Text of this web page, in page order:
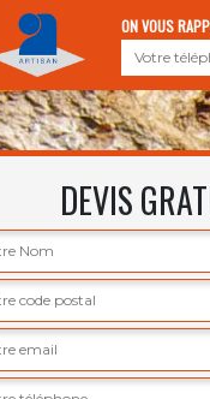
ON VOUS
DEVIS